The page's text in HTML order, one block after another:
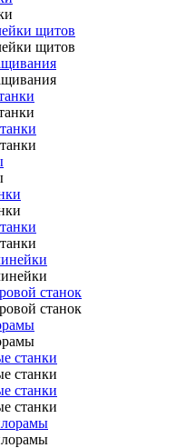
щитов
щитов
станок
станок
станки
станки
станки
станки